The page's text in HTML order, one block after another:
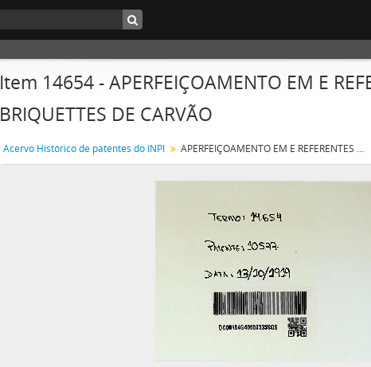
Item 14654 - APERFEIÇOAMENTO EM E
BRIQUETTES DE CARVÃO
Acervo Histórico de patentes do INPI APERFEIÇOAMENTO EM E REFERENTES A FABRICAÇÃO DE BRIQUETTES DE CARVÃO